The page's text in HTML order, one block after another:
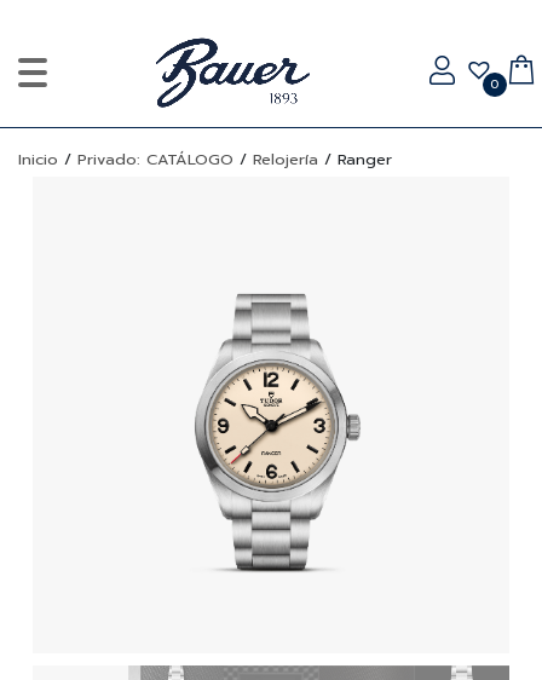
0
Inicio / Privado: CATÁLOGO / Relojería / Ranger